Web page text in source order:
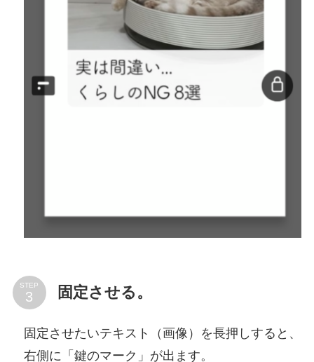
STEP 固定させる。
固定させたいテキスト（画像）を長押しすると、
右側に「鍵のマーク」が出ます。